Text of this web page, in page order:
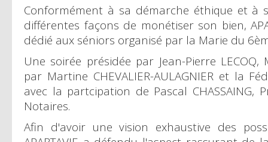
Conformément à sa démarche éthique et à
différentes façons de monétiser son bien,
dédié aux séniors organisé par la Marie du
Une soirée présidée par Jean-Pierre
par Martine CHEVALIER-AULAGNIER et la
avec la partcipation de Pascal CHASSAING,
Notaires.
Afin d'avoir une vision exhaustive des